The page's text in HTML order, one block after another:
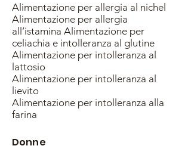
Alimentazione per allergia al nichel
Alimentazione per allergia
all’istamina Alimentazione per
celiachia e intolleranza al glutine
Alimentazione per intolleranza al
lattosio
Alimentazione per intolleranza al
lievito
Alimentazione per intolleranza alla
farina
Donne